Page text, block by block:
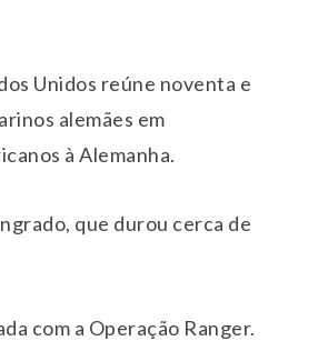
Unidos reúne noventa e
alemães em
à Alemanha.
que durou cerca de
com a Operação Ranger.